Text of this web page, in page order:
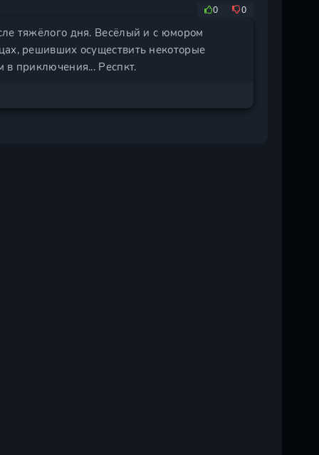
0 0
тяжёлого дня. Весёлый и с юмором
решивших осуществить некоторые
приключения... Респкт.